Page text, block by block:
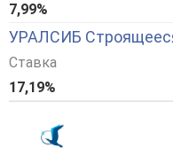
7,99%
УРАЛСИБ
Ставка
17,19%